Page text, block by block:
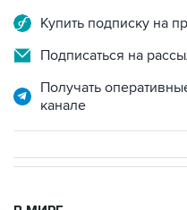
Купить подписку на
Подписаться на
Получать
канале